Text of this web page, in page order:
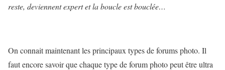
reste, deviennent expert et la boucle est bouclée…
On connait maintenant les principaux types de forums photo. Il
faut encore savoir que chaque type de forum photo peut être ultra